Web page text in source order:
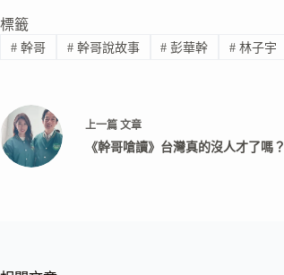
標籤
#幹哥 #幹哥說故事 # 彭華幹 # 林子宇
上一篇 文章
《幹哥嗆讀》台灣真的沒人才了嗎？